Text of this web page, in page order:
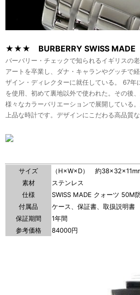
★★★ BURBERRY SWISS
バーバリー・チェックで知られるイギリスの
アートを卒業し、ダナ・キャランやグッチで
ザイン・ディレクターに就任している。 67
を使用、初めて裏地以外で使われた。その後
様々なカラーバリエーションで展開している
上品な時計です。デザインにこだわる高品質
サイズ
（H×W×D） 約
素材
ステンレス
仕様
SWISS MADE クォーツ 50M
付属品
ケース、保証書、取扱説明書
保証期間
1年間
参考価格
84000円